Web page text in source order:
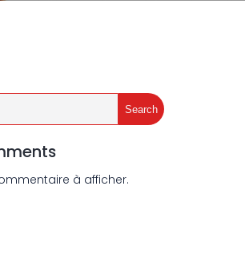
Search
à afficher.